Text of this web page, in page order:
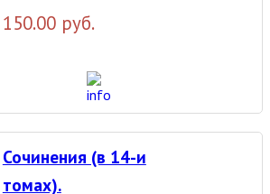
150.00 руб.
Сочинения (в 14-и
томах).